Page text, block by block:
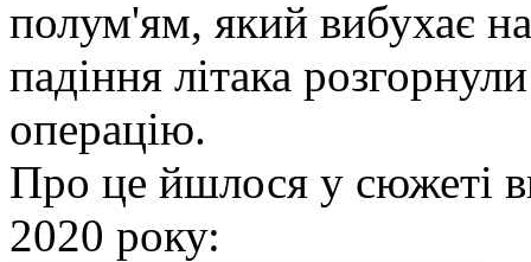
полум'ям, який вибухає
падіння літака
операцію.
Про це йшлося у сюжеті
2020 року: